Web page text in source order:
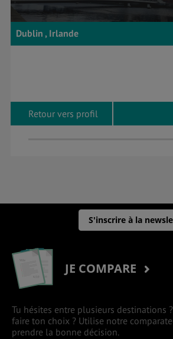
Dublin , Irlande
Retour vers profil
S'inscrire à la
JE COMPARE
Tu hésites entre plusieurs destinations
faire ton choix ? Utilise notre
prendre la bonne décision.